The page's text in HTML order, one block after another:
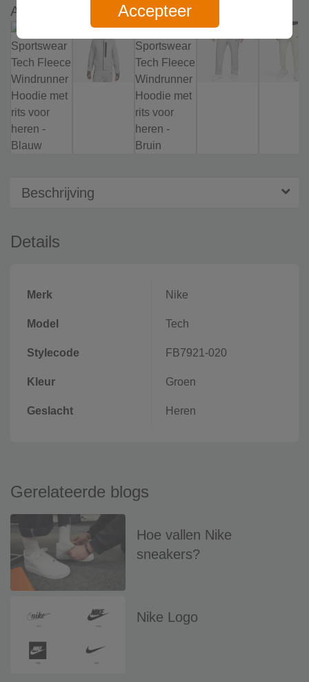
Andere kleuren
Beschrijving
Details
Merk Nike
Model Tech
Stylecode FB7921-020
Kleur Groen
Geslacht Heren
Gerelateerde blogs
Hoe vallen Nike
sneakers?
Nike Logo
Accepteer